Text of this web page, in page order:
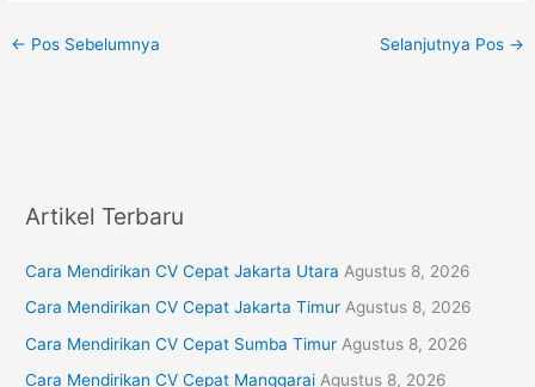
← Pos Sebelumnya Selanjutnya Pos →
Artikel Terbaru
Cara Mendirikan CV Cepat Jakarta Utara Agustus 8, 2026
Cara Mendirikan CV Cepat Jakarta Timur Agustus 8, 2026
Cara Mendirikan CV Cepat Sumba Timur Agustus 8, 2026
Cara Mendirikan CV Cepat Manggarai Agustus 8, 2026